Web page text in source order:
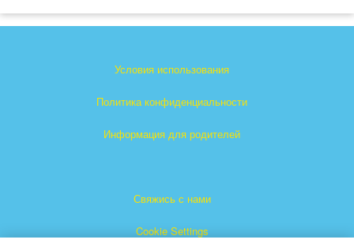
Условия использования
Политика конфиденциальности
Информация для родителей
Свяжись с нами
Cookie Settings